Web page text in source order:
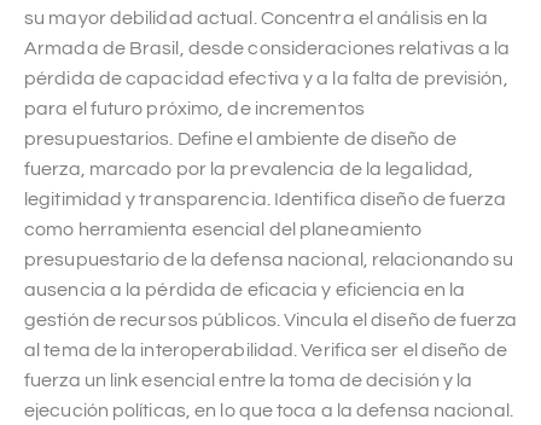
su mayor debilidad actual. Concentra el análisis en la
Armada de Brasil, desde consideraciones relativas a la
pérdida de capacidad efectiva y a la falta de previsión,
para el futuro próximo, de incrementos
presupuestarios. Define el ambiente de diseño de
fuerza, marcado por la prevalencia de la legalidad,
legitimidad y transparencia. Identifica diseño de fuerza
como herramienta esencial del planeamiento
presupuestario de la defensa nacional, relacionando su
ausencia a la pérdida de eficacia y eficiencia en la
gestión de recursos públicos. Vincula el diseño de fuerza
al tema de la interoperabilidad. Verifica ser el diseño de
fuerza un link esencial entre la toma de decisión y la
ejecución políticas, en lo que toca a la defensa nacional.